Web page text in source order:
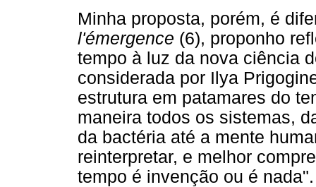
Minha proposta, porém, é
l'émergence (6), proponho
tempo à luz da nova ciência
considerada por Ilya
estrutura em patamares do
maneira todos os sistemas,
da bactéria até a mente
reinterpretar, e melhor
tempo é invenção ou é nada".